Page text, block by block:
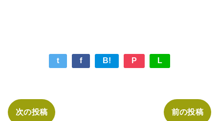
t f B! P L
次の投稿 前の投稿